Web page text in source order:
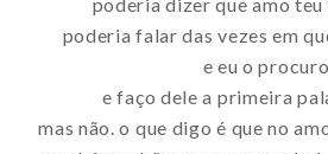
poderia falar das vezes em
e eu o procuro
e faço dele a primeira
mas não. o que digo é que no